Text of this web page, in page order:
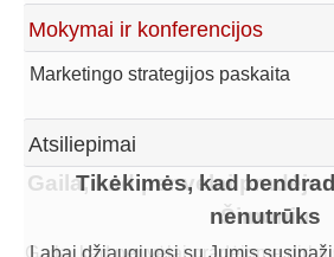
Mokymai ir konferencijos
Marketingo strategijos paskaita
Atsiliepimai
Tikėkimės, kad
nenutrūks
Labai džiaugiuosi su Jumis
Gaila, kad per vėlai
Šimoniu
Gaila, kad per vėlai pradėjome dirbti